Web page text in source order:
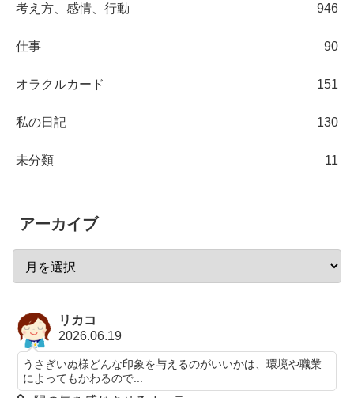
考え方、感情、行動 946
仕事 90
オラクルカード 151
私の日記 130
未分類 11
アーカイブ
リカコ
2026.06.19
うさぎいぬ様どんな印象を与えるのがいいかは、環境や職業
によってもかわるので...